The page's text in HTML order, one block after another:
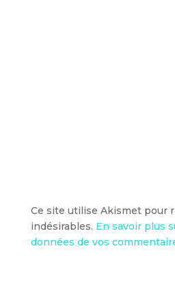
Ce site utilise Akismet pour
indésirables. En savoir plus
données de vos